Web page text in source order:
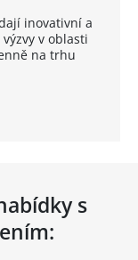
inovativní a
v oblasti
na trhu
s